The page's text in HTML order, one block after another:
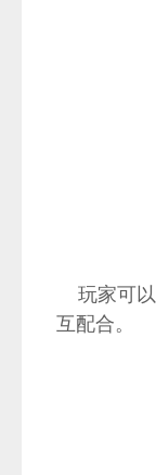
玩家可以
互配合。